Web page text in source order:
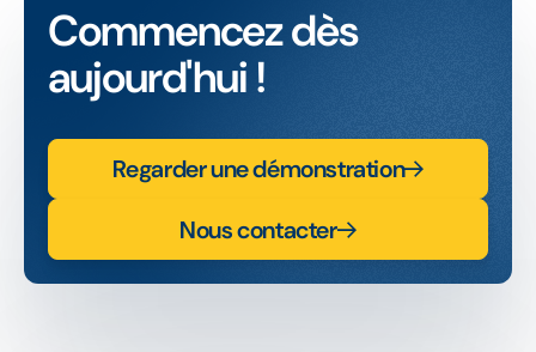
Commencez dès
aujourd'hui !
Regarder une démonstration
Nous contacter